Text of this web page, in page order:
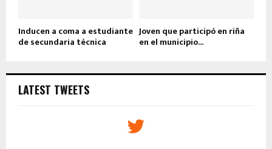
Inducen a coma a estudiante
de secundaria técnica
Joven que participó en riña
en el municipio...
LATEST TWEETS